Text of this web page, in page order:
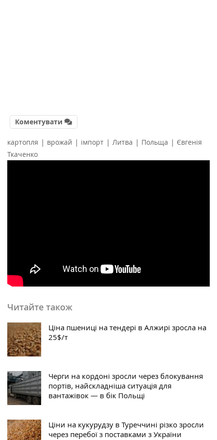
Коментувати
картопля | врожай | імпорт | Литва | Польща | Євгенія
Ткаченко
Читайте також
Ціна пшениці на тендері в Алжирі зросла на
25$/т
Черги на кордоні зросли через блокування
портів, найскладніша ситуація для
вантажівок — в бік Польщі
Ціни на кукурудзу в Туреччині різко зросли
через перебої з поставками з України